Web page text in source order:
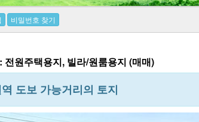
비밀번호 찾기
전원주택용지, 빌라/원룸용지 (매매)
도보 가능거리의 토지